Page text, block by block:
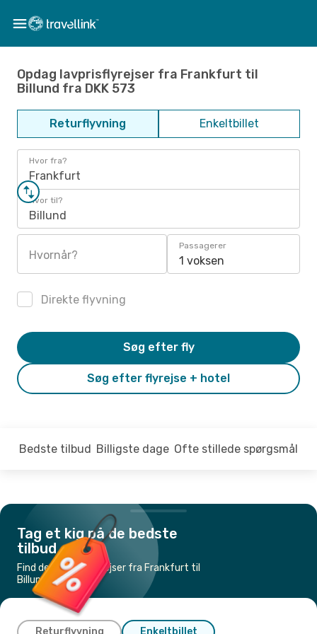
Opdag lavprisflyrejser fra Frankfurt til
Billund fra DKK 573
Returflyvning Enkeltbillet
Hvor fra?
Frankfurt
Hvor til?
Billund
Hvornår?
Passagerer
1 voksen
Direkte flyvning
Søg efter flyrejse + hotel
Søg efter fly
Bedste tilbud Billigste dage Ofte stillede spørgsmål
Tag et kig på de bedste
tilbud
Find de billigste flyrejser fra Frankfurt til
Billund
Returflyvning Enkeltbillet